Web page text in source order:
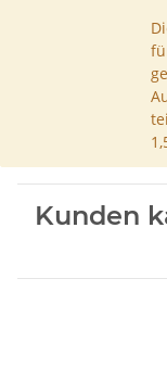
Kunden